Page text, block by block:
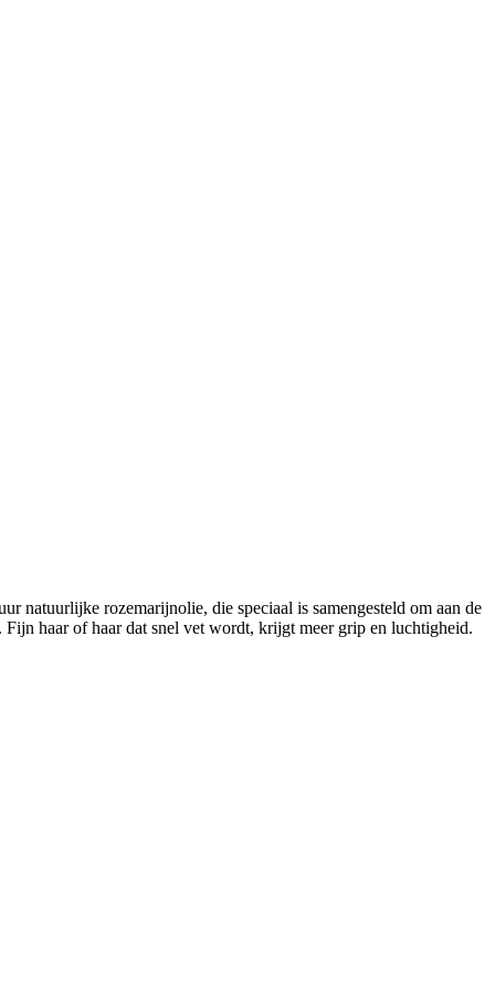
natuurlijke rozemarijnolie, die speciaal is samengesteld om aan de
Fijn haar of haar dat snel vet wordt, krijgt meer grip en luchtigheid.